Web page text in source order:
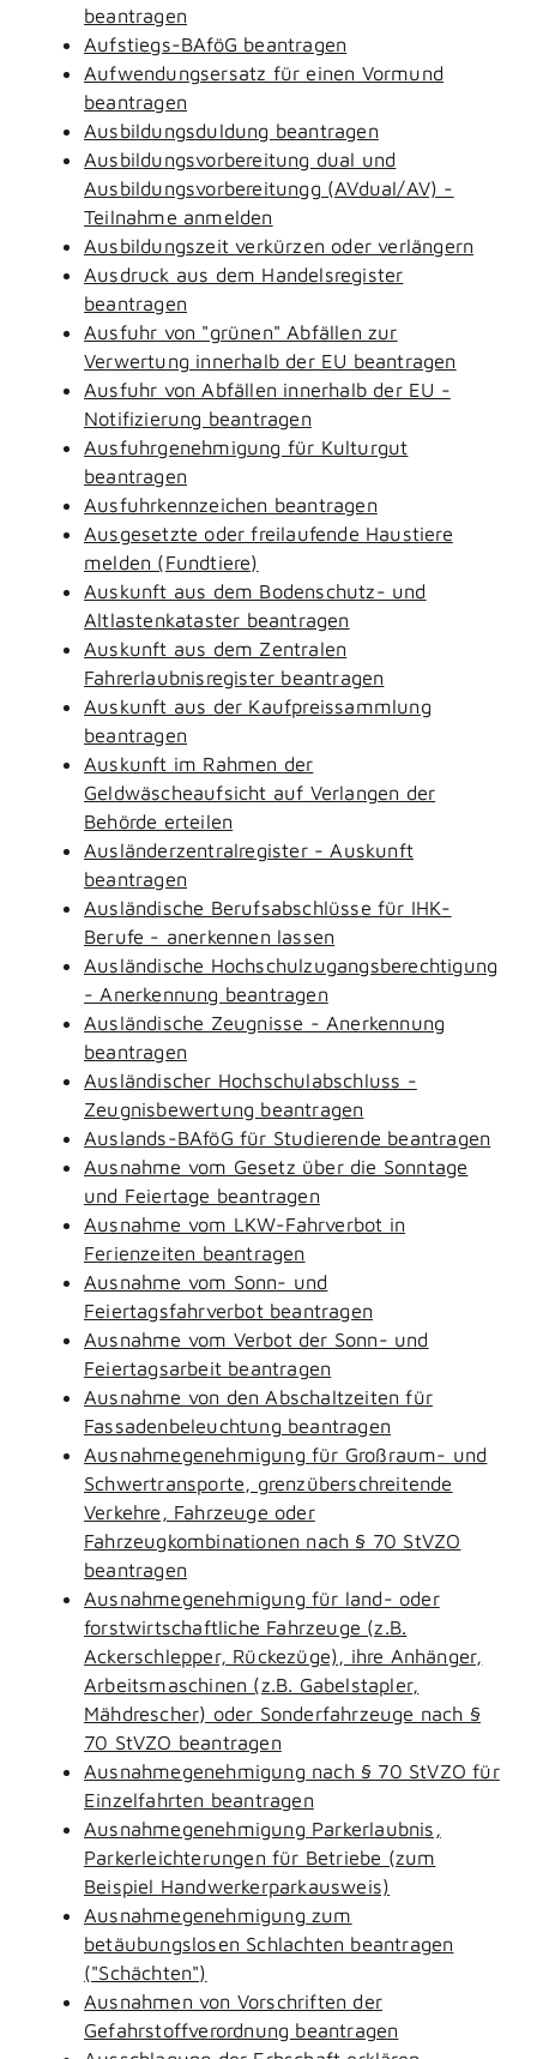
beantragen
Aufstiegs-BAföG beantragen
Aufwendungsersatz für einen Vormund
beantragen
Ausbildungsduldung beantragen
Ausbildungsvorbereitung dual und
Ausbildungsvorbereitungg (AVdual/AV) -
Teilnahme anmelden
Ausbildungszeit verkürzen oder verlängern
Ausdruck aus dem Handelsregister
beantragen
Ausfuhr von "grünen" Abfällen zur
Verwertung innerhalb der EU beantragen
Ausfuhr von Abfällen innerhalb der EU -
Notifizierung beantragen
Ausfuhrgenehmigung für Kulturgut
beantragen
Ausfuhrkennzeichen beantragen
Ausgesetzte oder freilaufende Haustiere
melden (Fundtiere)
Auskunft aus dem Bodenschutz- und
Altlastenkataster beantragen
Auskunft aus dem Zentralen
Fahrerlaubnisregister beantragen
Auskunft aus der Kaufpreissammlung
beantragen
Auskunft im Rahmen der
Geldwäscheaufsicht auf Verlangen der
Behörde erteilen
Ausländerzentralregister - Auskunft
beantragen
Ausländische Berufsabschlüsse für IHK-
Berufe - anerkennen lassen
Ausländische Hochschulzugangsberechtigung
- Anerkennung beantragen
Ausländische Zeugnisse - Anerkennung
beantragen
Ausländischer Hochschulabschluss -
Zeugnisbewertung beantragen
Auslands-BAföG für Studierende beantragen
Ausnahme vom Gesetz über die Sonntage
und Feiertage beantragen
Ausnahme vom LKW-Fahrverbot in
Ferienzeiten beantragen
Ausnahme vom Sonn- und
Feiertagsfahrverbot beantragen
Ausnahme vom Verbot der Sonn- und
Feiertagsarbeit beantragen
Ausnahme von den Abschaltzeiten für
Fassadenbeleuchtung beantragen
Ausnahmegenehmigung für Großraum- und
Schwertransporte, grenzüberschreitende
Verkehre, Fahrzeuge oder
Fahrzeugkombinationen nach § 70 StVZO
beantragen
Ausnahmegenehmigung für land- oder
forstwirtschaftliche Fahrzeuge (z.B.
Ackerschlepper, Rückezüge), ihre Anhänger,
Arbeitsmaschinen (z.B. Gabelstapler,
Mähdrescher) oder Sonderfahrzeuge nach §
70 StVZO beantragen
Ausnahmegenehmigung nach § 70 StVZO für
Einzelfahrten beantragen
Ausnahmegenehmigung Parkerlaubnis,
Parkerleichterungen für Betriebe (zum
Beispiel Handwerkerparkausweis)
Ausnahmegenehmigung zum
betäubungslosen Schlachten beantragen
("Schächten")
Ausnahmen von Vorschriften der
Gefahrstoffverordnung beantragen